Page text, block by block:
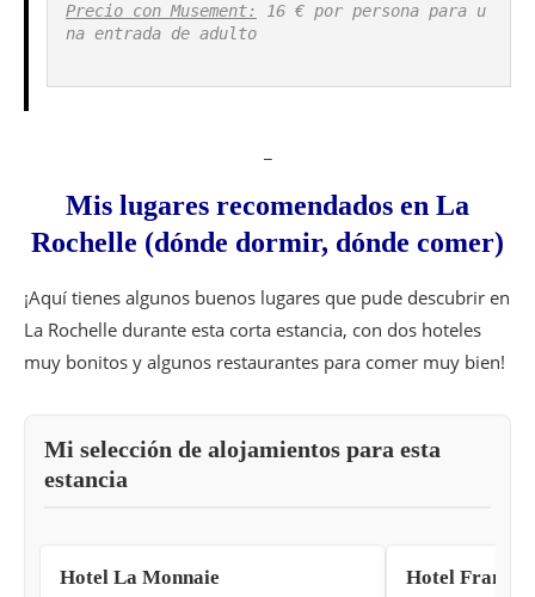
Precio con Musement:
16 € por persona para u
na entrada de adulto
Mis lugares recomendados en La
Rochelle (dónde dormir, dónde comer)
¡Aquí tienes algunos buenos lugares que pude descubrir en
La Rochelle durante esta corta estancia, con dos hoteles
muy bonitos y algunos restaurantes para comer muy bien!
Mi selección de alojamientos para esta
estancia
Hotel La Monnaie Hotel